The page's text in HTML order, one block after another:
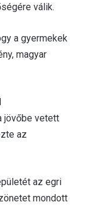
válik.
a gyermekek
magyar
jövőbe vetett
az
az egri
mondott